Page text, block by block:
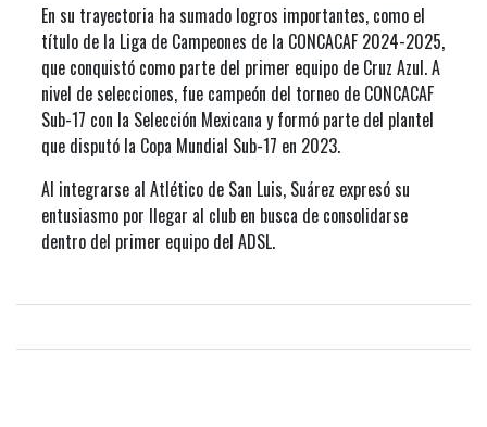
En su trayectoria ha sumado logros importantes, como el
título de la Liga de Campeones de la CONCACAF 2024-2025,
que conquistó como parte del primer equipo de Cruz Azul. A
nivel de selecciones, fue campeón del torneo de CONCACAF
Sub-17 con la Selección Mexicana y formó parte del plantel
que disputó la Copa Mundial Sub-17 en 2023.
Al integrarse al Atlético de San Luis, Suárez expresó su
entusiasmo por llegar al club en busca de consolidarse
dentro del primer equipo del ADSL.